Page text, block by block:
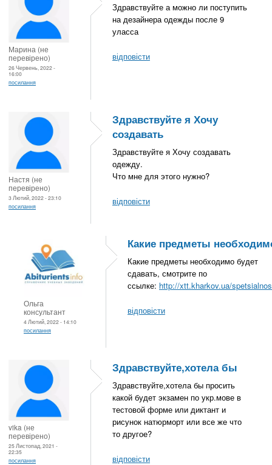
Марина (не
перевірено)
26 Червень, 2022 -
16:00
посилання
Здравствуйте а можно ли поступить
на дезайнера одежды после 9
уласса
відповісти
Настя (не
перевірено)
3 Лютий, 2022 - 23:10
посилання
Здравствуйте я Хочу
создавать
Здравствуйте я Хочу создавать
одежду.
Что мне для этого нужно?
відповісти
Ольга
консультант
4 Лютий, 2022 - 14:10
посилання
Какие предметы
Какие предметы необходимо будет
сдавать, смотрите по
ссылке: http://xtt.kharkov.ua/
відповісти
vika (не
перевірено)
25 Листопад, 2021 -
22:35
посилання
Здравствуйте,хотела бы
Здравствуйте,хотела бы просить
какой будет экзамен по укр.мове в
тестовой форме или диктант и
рисунок натюрморт или все же что
то другое?
відповісти